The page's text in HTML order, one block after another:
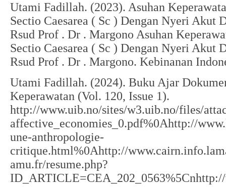
Utami Fadillah. (2023). Asuhan
Sectio Caesarea ( Sc ) Dengan Nyeri Akut
Rsud Prof . Dr . Margono Asuhan
Sectio Caesarea ( Sc ) Dengan Nyeri Akut
Rsud Prof . Dr . Margono. Kebinanan
Utami Fadillah. (2024). Buku Ajar
Keperawatan (Vol. 120, Issue 1).
http://www.uib.no/sites/w3.uib.no/files/
affective_economies_0.pdf%0Ahttp://
une-anthropologie-
critique.html%0Ahttp://
amu.fr/resume.php?